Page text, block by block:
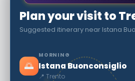
Plan your visit to
Suggested itinerary near Istana
🌅
MORNING
Istana Buonconsiglio
📍 Trento